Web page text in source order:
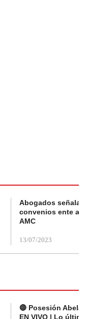
Abogados
convenios ente
AMC
13/07/2023
🔴 Posesión
EN VIVO | Lo